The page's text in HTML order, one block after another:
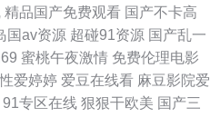
91九色呆哥在线 国产第3页 日韩欧美
人妖一级片
精品国产免费观看 国产不卡高
国av资源 超碰91资源 国产乱一
蜜桃午夜激情 免费伦理电影
性爱婷婷 爱豆在线看 麻豆影院爱
91专区在线 狠狠干欧美 国产三